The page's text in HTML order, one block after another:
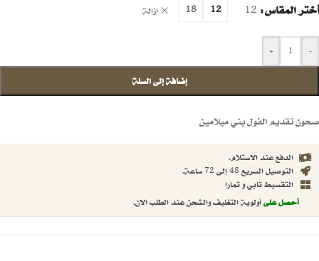
أختر المقاس 12
12
18 إزالة
-
+
إضافة إلى السلة
صحون تقديم الفول بني ميلامين
الدفع عند الاستلام.
التوصيل السريع 48 إلى 72 ساعة.
التقسيط تابي و تمارا
أحصل علىأولوية التغليف والشحن عند الطلب الان.